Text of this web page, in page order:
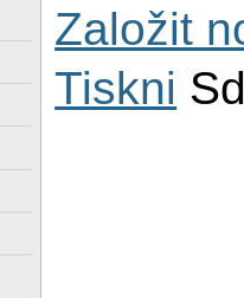
Založit
Tiskni